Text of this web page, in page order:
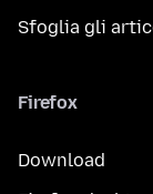
Sfoglia gli
Firefox
Download